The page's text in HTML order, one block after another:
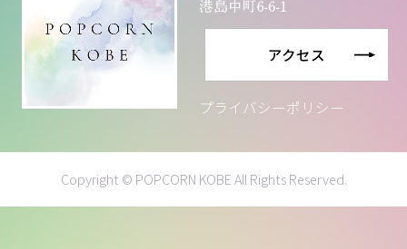
アクセス
プライバシーポリシー
Copyright © POPCORN KOBE All Rights Reserved.